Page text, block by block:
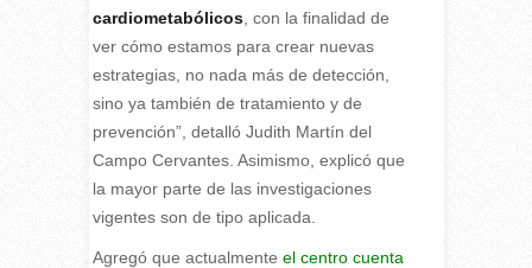
cardiometabólicos, con la finalidad de
ver cómo estamos para crear nuevas
estrategias, no nada más de detección,
sino ya también de tratamiento y de
prevención”, detalló Judith Martín del
Campo Cervantes. Asimismo, explicó que
la mayor parte de las investigaciones
vigentes son de tipo aplicada.
Agregó que actualmente el centro cuenta